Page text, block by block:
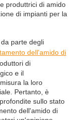
produttrici di amido
di impianti per la
parte degli
dell'amido di
di
e il
la loro
Pertanto, è
sullo stato
dell'amido di